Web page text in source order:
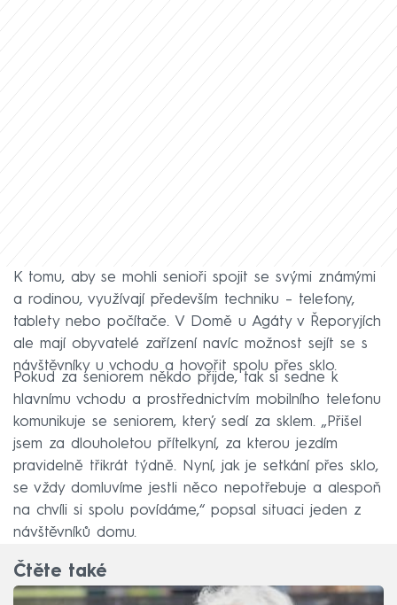
K tomu, aby se mohli senioři spojit se svými známými
a rodinou, využívají především techniku – telefony,
tablety nebo počítače. V Domě u Agáty v Řeporyjích
ale mají obyvatelé zařízení navíc možnost sejít se s
návštěvníky u vchodu a hovořit spolu přes sklo.
Pokud za seniorem někdo přijde, tak si sedne k
hlavnímu vchodu a prostřednictvím mobilního telefonu
komunikuje se seniorem, který sedí za sklem. „Přišel
jsem za dlouholetou přítelkyní, za kterou jezdím
pravidelně třikrát týdně. Nyní, jak je setkání přes sklo,
se vždy domluvíme jestli něco nepotřebuje a alespoň
na chvíli si spolu povídáme,“ popsal situaci jeden z
návštěvníků domu.
Čtěte také